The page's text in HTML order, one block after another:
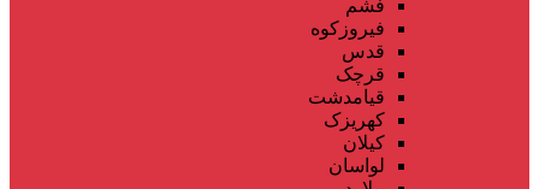
فشم
فیروزکوه
قدس
قرچک
قیامدشت
کهریزک
کیلان
لواسان